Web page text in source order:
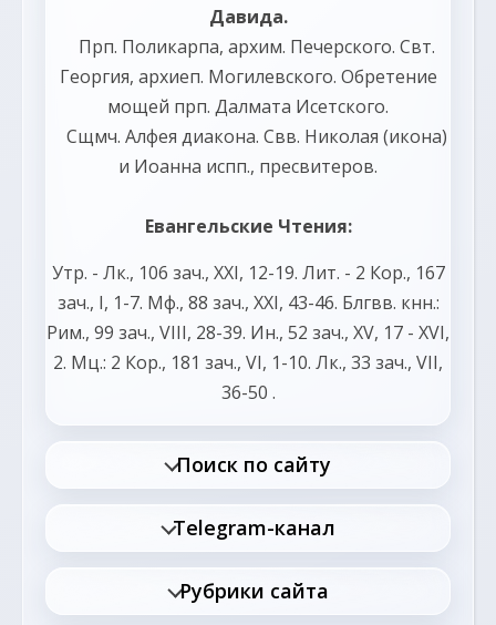
Давида.
Прп. Поликарпа, архим. Печерского. Свт.
Георгия, архиеп. Могилевского. Обретение
мощей прп. Далмата Исетского.
Сщмч. Алфея диакона. Свв. Николая (икона)
и Иоанна испп., пресвитеров.
Евангельские Чтения:
Утр. - Лк., 106 зач., XXI, 12-19. Лит. - 2 Кор., 167
зач., I, 1-7. Мф., 88 зач., XXI, 43-46. Блгвв. кнн.:
Рим., 99 зач., VIII, 28-39. Ин., 52 зач., XV, 17 - XVI,
2. Мц.: 2 Кор., 181 зач., VI, 1-10. Лк., 33 зач., VII,
36-50 .
Поиск по сайту
Telegram-канал
Рубрики сайта